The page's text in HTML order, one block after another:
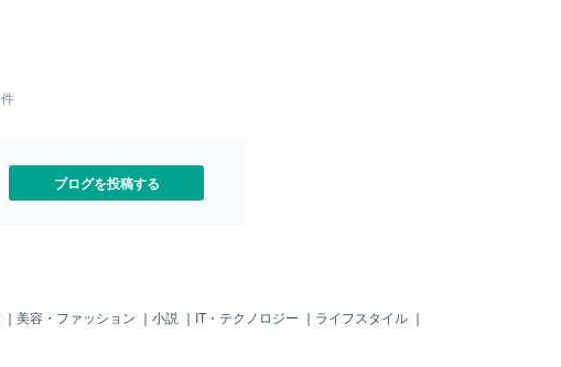
件
ブログを投稿する
｜ 美容・ファッション ｜ 小説 ｜ IT・テクノロジー ｜ ライフスタイル ｜